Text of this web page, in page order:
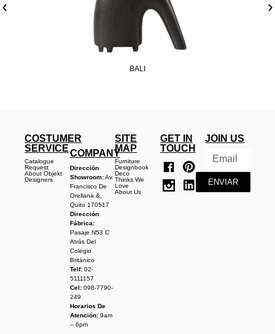
BALI
COSTUMER
SERVICE
Catalogue
Request
About Objekt
Designers
COMPANY
Dirección
Showroom:Av.
Francisco De
Orellana &,
Quito 170517
Dirección
Fábrica:
Pasaje N53 C
Atrás Del
Colegio
Británico
Telf:02-
5111157
Cel:098-7790-
249
Horarios De
Atención: 9am
– 6pm
SITE
MAP
Furniture
Designbook
Deco
Thinks We
Love
About Us
GET IN
TOUCH
JOIN US
ENVIAR